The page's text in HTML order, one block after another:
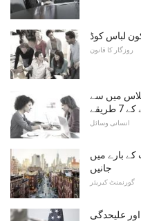
لباس کوڈ
روزگار کا قانون
میں سے
انسانی وسائل
بارے میں
جانیں
گورنمنٹ کیریئر
علیحدگی